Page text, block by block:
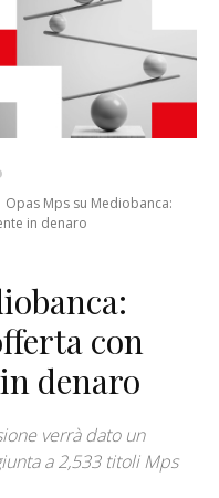
Opas Mps su Mediobanca:
in denaro
con
denaro
verrà dato un
a 2,533 titoli Mps